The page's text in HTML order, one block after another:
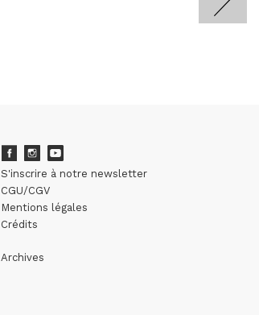
S'inscrire à notre newsletter
CGU/CGV
Mentions légales
Crédits
Archives